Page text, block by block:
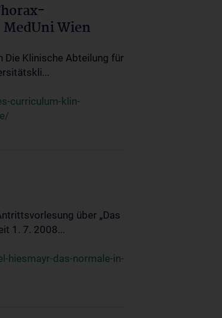
Wien
Die Klinische Abteilung für
curriculum-klin-
über „Das
1. 7. 2008...
das-normale-in-